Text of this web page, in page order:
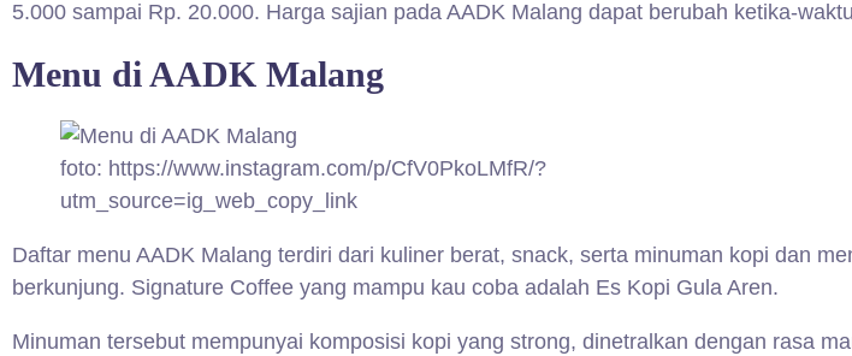
5.000 sampai Rp. 20.000. Harga sajian pada AADK Malang dapat berubah ketika-
Menu di AADK Malang
foto: https://www.instagram.com/p/CfV0PkoLMfR/?
utm_source=ig_web_copy_link
Daftar menu AADK Malang terdiri dari kuliner berat, snack, serta minuman kopi dan
berkunjung. Signature Coffee yang mampu kau coba adalah Es Kopi Gula Aren.
Minuman tersebut mempunyai komposisi kopi yang strong, dinetralkan dengan rasa